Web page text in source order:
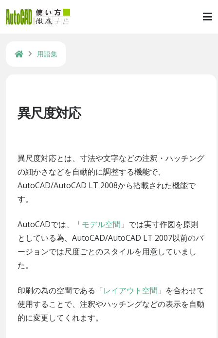
用語集
異尺度対応
異尺度対応とは、寸法や文字などの注釈・ハッチング
の細かさなどを自動的に調整する機能で、
AutoCAD/AutoCAD LT 2008から搭載された機能で
す。
AutoCADでは、「モデル空間」では実寸作図を原則
としている為、AutoCAD/AutoCAD LT 2007以前のバ
ージョンでは尺度ごとのスタイルを用意していまし
た。
印刷の為の空間である「レイアウト空間」を合わせて
使用することで、注釈やハッチングなどの表示を自動
的に変更してくれます。